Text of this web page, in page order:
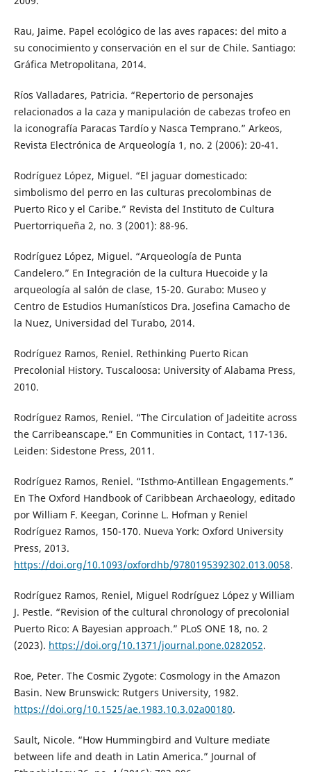
Rau, Jaime. Papel ecológico de las aves rapaces: del mito a
su conocimiento y conservación en el sur de Chile. Santiago:
Gráfica Metropolitana, 2014.
Ríos Valladares, Patricia. “Repertorio de personajes
relacionados a la caza y manipulación de cabezas trofeo en
la iconografía Paracas Tardío y Nasca Temprano.” Arkeos,
Revista Electrónica de Arqueología 1, no. 2 (2006): 20-41.
Rodríguez López, Miguel. “El jaguar domesticado:
simbolismo del perro en las culturas precolombinas de
Puerto Rico y el Caribe.” Revista del Instituto de Cultura
Puertorriqueña 2, no. 3 (2001): 88-96.
Rodríguez López, Miguel. “Arqueología de Punta
Candelero.” En Integración de la cultura Huecoide y la
arqueología al salón de clase, 15-20. Gurabo: Museo y
Centro de Estudios Humanísticos Dra. Josefina Camacho de
la Nuez, Universidad del Turabo, 2014.
Rodríguez Ramos, Reniel. Rethinking Puerto Rican
Precolonial History. Tuscaloosa: University of Alabama Press,
2010.
Rodríguez Ramos, Reniel. “The Circulation of Jadeitite across
the Carribeanscape.” En Communities in Contact, 117-136.
Leiden: Sidestone Press, 2011.
Rodríguez Ramos, Reniel. “Isthmo-Antillean Engagements.”
En The Oxford Handbook of Caribbean Archaeology, editado
por William F. Keegan, Corinne L. Hofman y Reniel
Rodríguez Ramos, 150-170. Nueva York: Oxford University
Press, 2013.
https://doi.org/10.1093/oxfordhb/9780195392302.013.0058.
Rodríguez Ramos, Reniel, Miguel Rodríguez López y William
J. Pestle. “Revision of the cultural chronology of precolonial
Puerto Rico: A Bayesian approach.” PLoS ONE 18, no. 2
(2023). https://doi.org/10.1371/journal.pone.0282052.
Roe, Peter. The Cosmic Zygote: Cosmology in the Amazon
Basin. New Brunswick: Rutgers University, 1982.
https://doi.org/10.1525/ae.1983.10.3.02a00180.
Sault, Nicole. “How Hummingbird and Vulture mediate
between life and death in Latin America.” Journal of